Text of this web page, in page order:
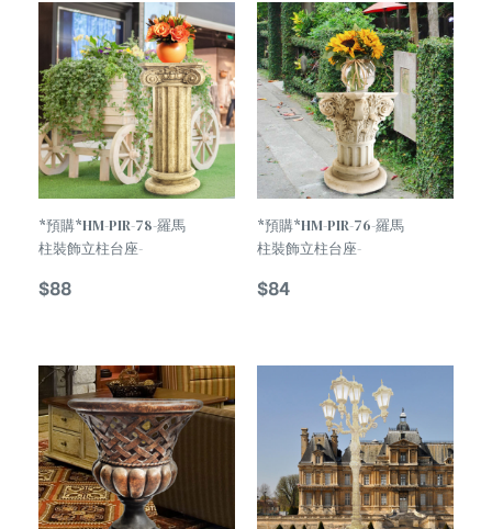
TREND
*預購*HM-PIR-78-羅馬
柱裝飾立柱台座-
Decorative Pedestal
$88
TREND
*預購*HM-PIR-76-羅馬
柱裝飾立柱台座-
Decorative Pedestal
$84